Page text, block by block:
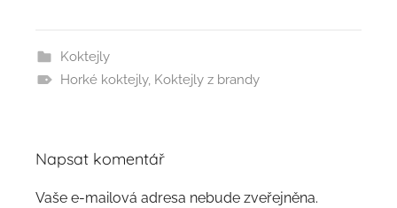
Koktejly
Horké koktejly, Koktejly z brandy
Napsat komentář
Vaše e-mailová adresa nebude zveřejněna.